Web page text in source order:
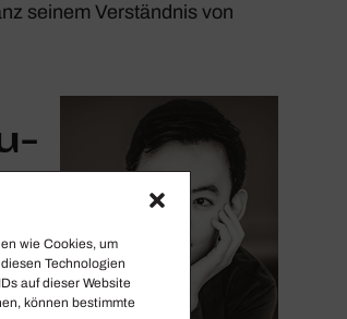
wie Cookies, um
Technologien
auf dieser Website
können bestimmte
seinem Verständnis von